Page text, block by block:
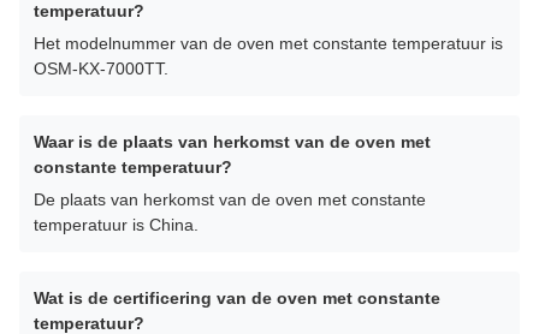
temperatuur?
Het modelnummer van de oven met constante temperatuur is
OSM-KX-7000TT.
Waar is de plaats van herkomst van de oven met
constante temperatuur?
De plaats van herkomst van de oven met constante
temperatuur is China.
Wat is de certificering van de oven met constante
temperatuur?